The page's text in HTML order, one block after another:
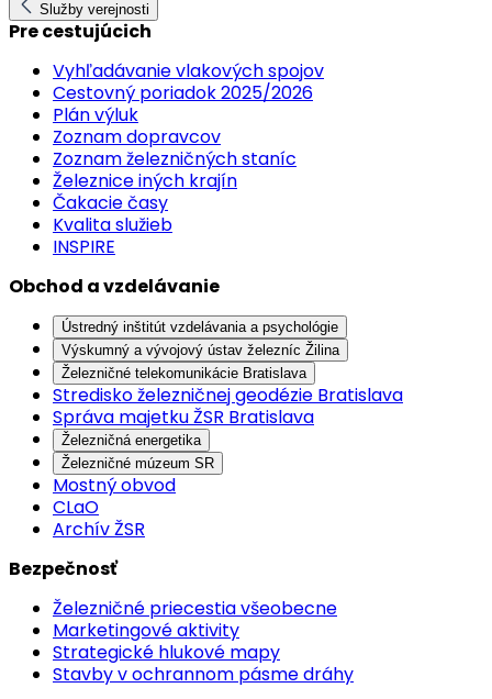
Služby verejnosti
Pre cestujúcich
Vyhľadávanie vlakových spojov
Cestovný poriadok 2025/2026
Plán výluk
Zoznam dopravcov
Zoznam železničných staníc
Železnice iných krajín
Čakacie časy
Kvalita služieb
INSPIRE
Obchod a vzdelávanie
Ústredný inštitút vzdelávania a psychológie
Výskumný a vývojový ústav železníc Žilina
Železničné telekomunikácie Bratislava
Stredisko železničnej geodézie Bratislava
Správa majetku ŽSR Bratislava
Železničná energetika
Železničné múzeum SR
Mostný obvod
CLaO
Archív ŽSR
Bezpečnosť
Železničné priecestia všeobecne
Marketingové aktivity
Strategické hlukové mapy
Stavby v ochrannom pásme dráhy